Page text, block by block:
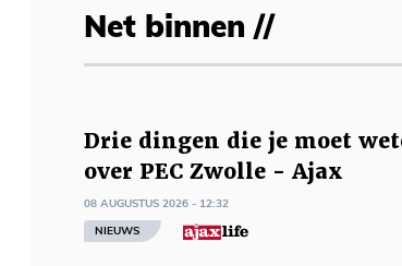
Net binnen //
Drie dingen die je moet
over PEC Zwolle - Ajax
08 AUGUSTUS 2026 - 12:32
NIEUWS